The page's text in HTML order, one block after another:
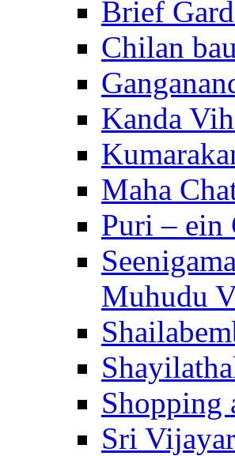
Brief
Chilan
Kanda
Maha
Puri – ein
Muhudu
Shopping
Sri